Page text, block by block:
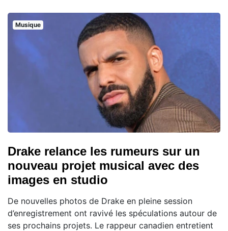
Musique
Drake relance les rumeurs sur un
nouveau projet musical avec des
images en studio
De nouvelles photos de Drake en pleine session
d’enregistrement ont ravivé les spéculations autour de
ses prochains projets. Le rappeur canadien entretient